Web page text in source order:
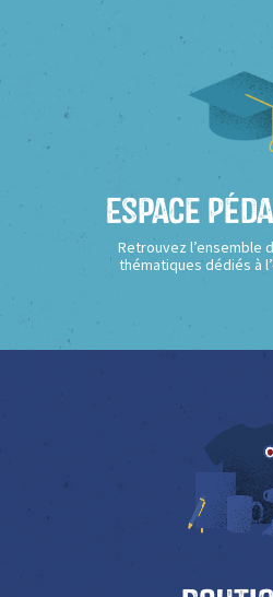
Espace
Retrouvez l’ensemble
thématiques dédiés à